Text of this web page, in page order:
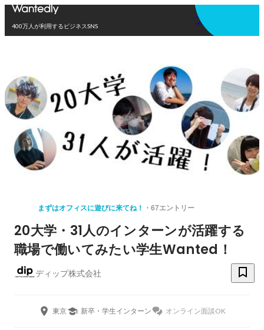
400万人が利用するビジネスSNS
アプリを使う
まずはオフィスに遊びに来てね！ 67エントリー
20大学・31人のインターンが活躍する
職場で働いてみたい学生Wanted！
ディップ株式会社
東京 新卒・学生インターン オンライン面談OK